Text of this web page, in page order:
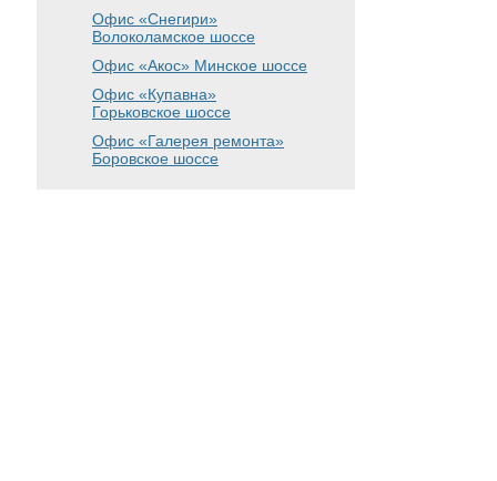
Офис «Снегири»
Волоколамское шоссе
Офис «Акос» Минское шоссе
Офис «Купавна»
Горьковское шоссе
Офис «Галерея ремонта»
Боровское шоссе